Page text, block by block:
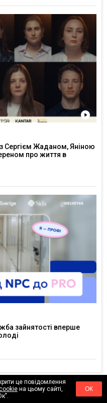
Сергієм Жаданом, Яніною
про життя в
зайнятості вперше
це повідомлення
на цьому сайті,
ОК